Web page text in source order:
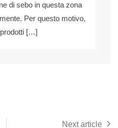
di sebo in questa zona
Per questo motivo,
[…]
Next article